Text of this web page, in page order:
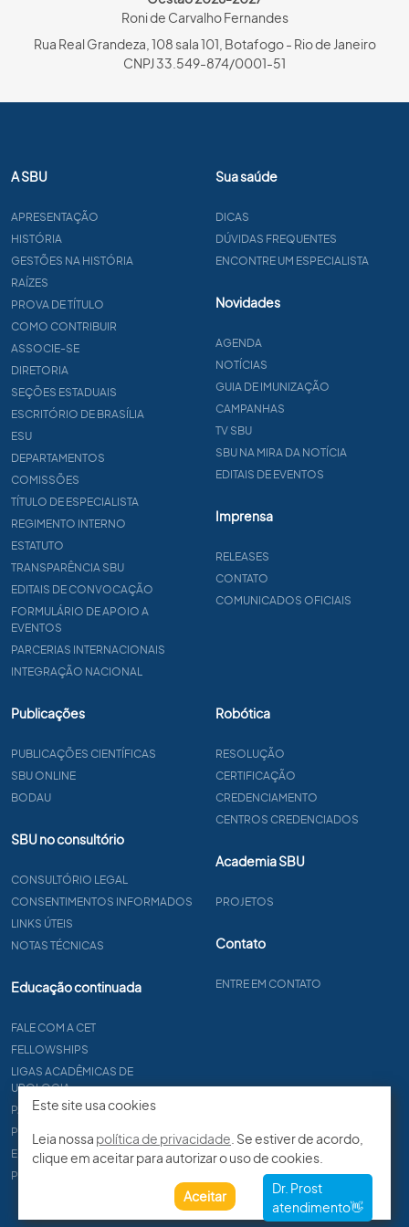
Roni de Carvalho Fernandes
Rua Real Grandeza, 108 sala 101, Botafogo - Rio de Janeiro
CNPJ 33.549-874/0001-51
A SBU
APRESENTAÇÃO
HISTÓRIA
GESTÕES NA HISTÓRIA
RAÍZES
PROVA DE TÍTULO
COMO CONTRIBUIR
ASSOCIE-SE
DIRETORIA
SEÇÕES ESTADUAIS
ESCRITÓRIO DE BRASÍLIA
ESU
DEPARTAMENTOS
COMISSÕES
TÍTULO DE ESPECIALISTA
REGIMENTO INTERNO
ESTATUTO
TRANSPARÊNCIA SBU
EDITAIS DE CONVOCAÇÃO
FORMULÁRIO DE APOIO A
EVENTOS
PARCERIAS INTERNACIONAIS
INTEGRAÇÃO NACIONAL
Sua saúde
DICAS
DÚVIDAS FREQUENTES
ENCONTRE UM ESPECIALISTA
Novidades
AGENDA
NOTÍCIAS
GUIA DE IMUNIZAÇÃO
CAMPANHAS
TV SBU
SBU NA MIRA DA NOTÍCIA
EDITAIS DE EVENTOS
Imprensa
RELEASES
CONTATO
COMUNICADOS OFICIAIS
Publicações
PUBLICAÇÕES CIENTÍFICAS
SBU ONLINE
BODAU
SBU no consultório
CONSULTÓRIO LEGAL
CONSENTIMENTOS INFORMADOS
LINKS ÚTEIS
NOTAS TÉCNICAS
Educação continuada
FALE COM A CET
FELLOWSHIPS
LIGAS ACADÊMICAS DE
UROLOGIA
PAPER
PROCET
EDITAIS
PROGRAMA DE RESIDÊNCIA
Robótica
RESOLUÇÃO
CERTIFICAÇÃO
CREDENCIAMENTO
CENTROS CREDENCIADOS
Academia SBU
PROJETOS
Contato
ENTRE EM CONTATO
Este site usa cookies
Leia nossa política de privacidade . Se estiver de acordo,
clique em aceitar para autorizar o uso de cookies.
Aceitar